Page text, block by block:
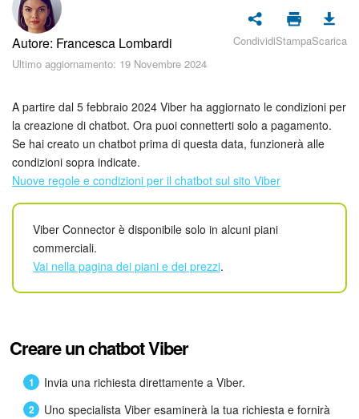
Piani e pagamento
Sicurezza in Bitrix24
CoPilot: IA in Bitrix24
Feed
Messenger
Collab
Webmail
Autore: Francesca Lombardi
Ultimo aggiornamento: 19 Novembre 2024
CondividiStampaScarica
A partire dal 5 febbraio 2024 Viber ha aggiornato le condizioni per
la creazione di chatbot. Ora puoi connetterti solo a pagamento.
Se hai creato un chatbot prima di questa data, funzionerà alle
condizioni sopra indicate.
Nuove regole e condizioni per il chatbot sul sito Viber
Viber Connector è disponibile solo in alcuni piani
commerciali.
Vai nella pagina dei piani e dei prezzi.
Creare un chatbot Viber
Invia una richiesta direttamente a Viber.
Uno specialista Viber esaminerà la tua richiesta e fornirà